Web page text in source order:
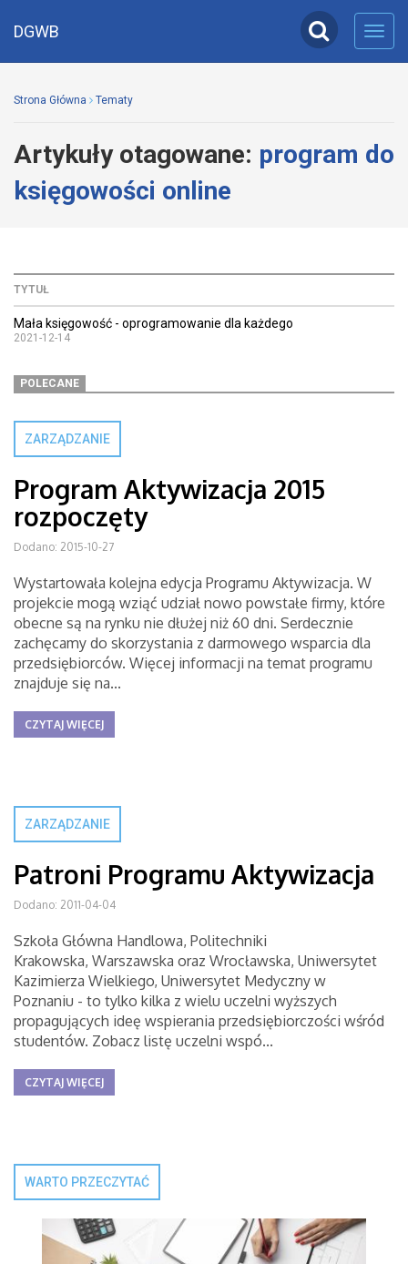
DGWB
Strona Główna Tematy
Artykuły otagowane: program do
księgowości online
TYTUŁ
Mała księgowość - oprogramowanie dla każdego
2021-12-14
POLECANE
ZARZĄDZANIE
Program Aktywizacja 2015
rozpoczęty
Dodano: 2015-10-27
Wystartowała kolejna edycja Programu Aktywizacja. W
projekcie mogą wziąć udział nowo powstałe firmy, które
obecne są na rynku nie dłużej niż 60 dni. Serdecznie
zachęcamy do skorzystania z darmowego wsparcia dla
przedsiębiorców. Więcej informacji na temat programu
znajduje się na...
CZYTAJ WIĘCEJ
ZARZĄDZANIE
Patroni Programu Aktywizacja
Dodano: 2011-04-04
Szkoła Główna Handlowa, Politechniki
Krakowska, Warszawska oraz Wrocławska, Uniwersytet
Kazimierza Wielkiego, Uniwersytet Medyczny w
Poznaniu - to tylko kilka z wielu uczelni wyższych
propagujących ideę wspierania przedsiębiorczości wśród
studentów. Zobacz listę uczelni wspó...
CZYTAJ WIĘCEJ
WARTO PRZECZYTAĆ